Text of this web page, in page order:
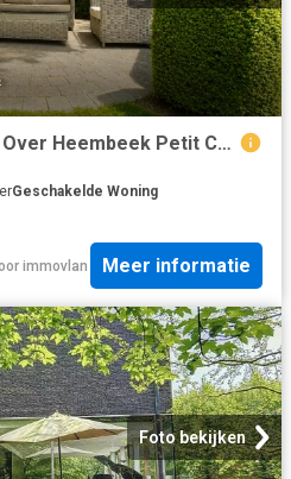
à vendre Maison Neder Over Heembeek Petit Chemin Vert
Geschakelde Woning
immovlan Meer informatie
Foto bekijken